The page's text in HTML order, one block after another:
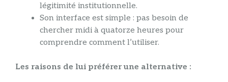
légitimité institutionnelle.
Son interface est simple : pas besoin de
chercher midi à quatorze heures pour
comprendre comment l’utiliser.
Les raisons de lui préférer une alternative :